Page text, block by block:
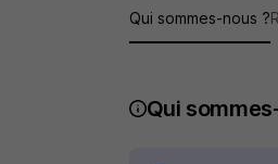
Qui sommes-nous ?
Qui